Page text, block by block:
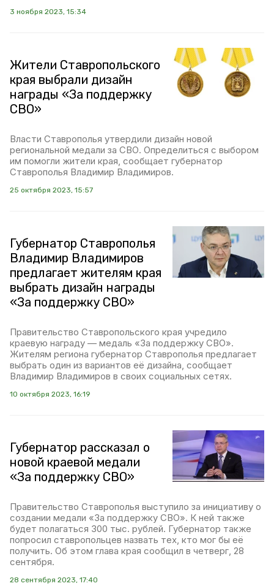
3 ноября 2023, 15:34
Жители Ставропольского
края выбрали дизайн
награды «За поддержку
СВО»
Власти Ставрополья утвердили дизайн новой
региональной медали за СВО. Определиться с выбором
им помогли жители края, сообщает губернатор
Ставрополья Владимир Владимиров.
25 октября 2023, 15:57
Губернатор Ставрополья
Владимир Владимиров
предлагает жителям края
выбрать дизайн награды
«За поддержку СВО»
Правительство Ставропольского края учредило
краевую награду — медаль «За поддержку СВО».
Жителям региона губернатор Ставрополья предлагает
выбрать один из вариантов её дизайна, сообщает
Владимир Владимиров в своих социальных сетях.
10 октября 2023, 16:19
Губернатор рассказал о
новой краевой медали
«За поддержку СВО»
Правительство Ставрополья выступило за инициативу о
создании медали «За поддержку СВО». К ней также
будет полагаться 300 тыс. рублей. Губернатор также
попросил ставропольцев назвать тех, кто мог бы её
получить. Об этом глава края сообщил в четверг, 28
сентября.
28 сентября 2023, 17:40